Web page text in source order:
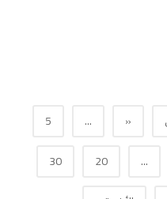
«
...
5
...
20
30